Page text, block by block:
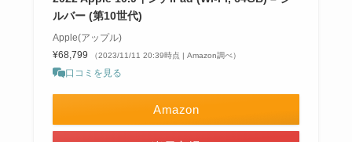
ルバー (第10世代)
Apple(アップル)
¥68,799
（2023/11/11 20:39時点 | Amazon調べ）
口コミを見る
Amazon